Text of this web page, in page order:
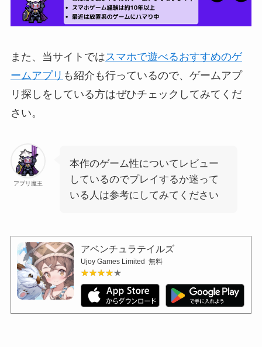
また、当サイトでは スマホで遊べるおすすめのゲ
ームアプリ も紹介も行っているので、ゲームアプ
リ探しをしている方はぜひチェックしてみてくだ
さい。
アプリ魔王
本作のゲーム性についてレビュー
しているのでプレイするか迷って
いる人は参考にしてみてください
アベンチュラテイルズ
Ujoy Games Limited 無料
★★★★★
★★★★★